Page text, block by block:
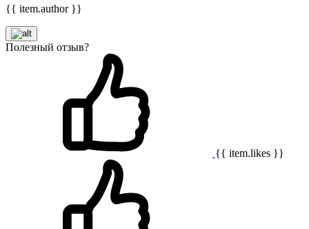
{{ item.author }}
Полезный отзыв?
{{ item.likes }}